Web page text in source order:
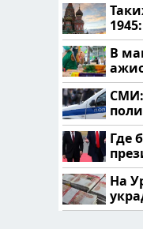
нам?
В
Где
На